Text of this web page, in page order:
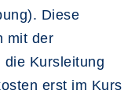
Diese
mit der
die Kursleitung
erst im Kurs